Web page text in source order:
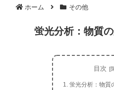
ホーム その他
蛍光分析：物質
目次
蛍光分析：物質